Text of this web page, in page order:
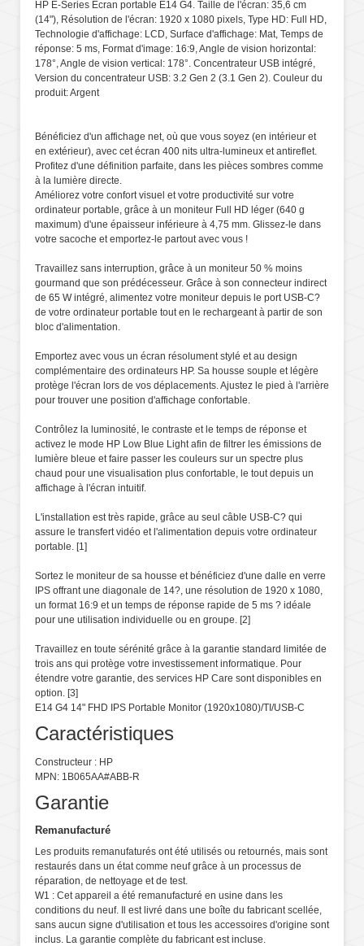
HP E-Series Écran portable E14 G4. Taille de l'écran: 35,6 cm
(14"), Résolution de l'écran: 1920 x 1080 pixels, Type HD: Full HD,
Technologie d'affichage: LCD, Surface d'affichage: Mat, Temps de
réponse: 5 ms, Format d'image: 16:9, Angle de vision horizontal:
178°, Angle de vision vertical: 178°. Concentrateur USB intégré,
Version du concentrateur USB: 3.2 Gen 2 (3.1 Gen 2). Couleur du
produit: Argent
Bénéficiez d'un affichage net, où que vous soyez (en intérieur et
en extérieur), avec cet écran 400 nits ultra-lumineux et antireflet.
Profitez d'une définition parfaite, dans les pièces sombres comme
à la lumière directe.
Améliorez votre confort visuel et votre productivité sur votre
ordinateur portable, grâce à un moniteur Full HD léger (640 g
maximum) d'une épaisseur inférieure à 4,75 mm. Glissez-le dans
votre sacoche et emportez-le partout avec vous !
Travaillez sans interruption, grâce à un moniteur 50 % moins
gourmand que son prédécesseur. Grâce à son connecteur indirect
de 65 W intégré, alimentez votre moniteur depuis le port USB-C?
de votre ordinateur portable tout en le rechargeant à partir de son
bloc d'alimentation.
Emportez avec vous un écran résolument stylé et au design
complémentaire des ordinateurs HP. Sa housse souple et légère
protège l'écran lors de vos déplacements. Ajustez le pied à l'arrière
pour trouver une position d'affichage confortable.
Contrôlez la luminosité, le contraste et le temps de réponse et
activez le mode HP Low Blue Light afin de filtrer les émissions de
lumière bleue et faire passer les couleurs sur un spectre plus
chaud pour une visualisation plus confortable, le tout depuis un
affichage à l'écran intuitif.
L'installation est très rapide, grâce au seul câble USB-C? qui
assure le transfert vidéo et l'alimentation depuis votre ordinateur
portable. [1]
Sortez le moniteur de sa housse et bénéficiez d'une dalle en verre
IPS offrant une diagonale de 14?, une résolution de 1920 x 1080,
un format 16:9 et un temps de réponse rapide de 5 ms ? idéale
pour une utilisation individuelle ou en groupe. [2]
Travaillez en toute sérénité grâce à la garantie standard limitée de
trois ans qui protège votre investissement informatique. Pour
étendre votre garantie, des services HP Care sont disponibles en
option. [3]
E14 G4 14" FHD IPS Portable Monitor (1920x1080)/TI/USB-C
Caractéristiques
Constructeur : HP
MPN: 1B065AA#ABB-R
Garantie
Remanufacturé
Les produits remanufaturés ont été utilisés ou retournés, mais sont
restaurés dans un état comme neuf grâce à un processus de
réparation, de nettoyage et de test.
W1 : Cet appareil a été remanufacturé en usine dans les
conditions du neuf. Il est livré dans une boîte du fabricant scellée,
sans aucun signe d'utilisation et tous les accessoires d'origine sont
inclus. La garantie complète du fabricant est incluse.